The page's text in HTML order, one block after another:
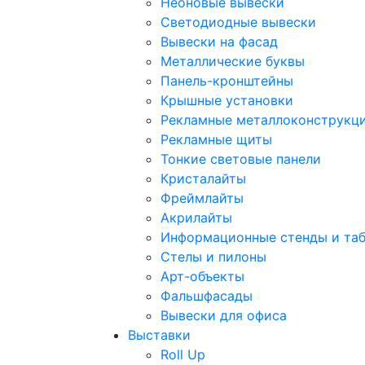
Светодиодные вывески
Вывески на фасад
Металлические буквы
Панель-кронштейны
Крышные установки
Рекламные
Рекламные щиты
Тонкие световые панели
Кристалайты
Фреймлайты
Акрилайты
Информационные стенды и
Стелы и пилоны
Арт-объекты
Фальшфасады
Вывески для офиса
Выставки
Roll Up